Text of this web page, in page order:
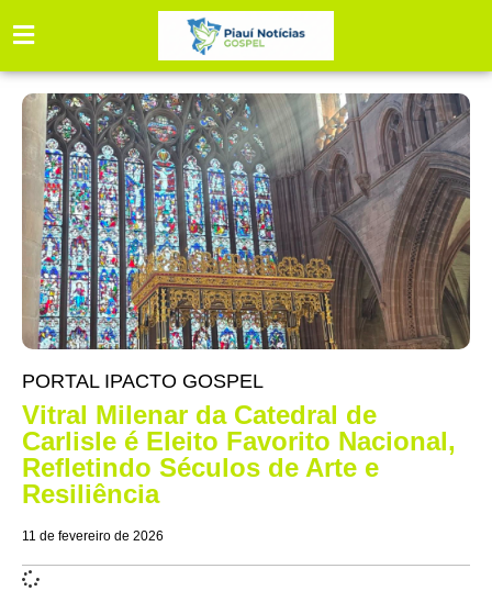
PORTAL IPACTO GOSPEL
Vitral Milenar da Catedral de
Carlisle é Eleito Favorito Nacional,
Refletindo Séculos de Arte e
Resiliência
11 de fevereiro de 2026